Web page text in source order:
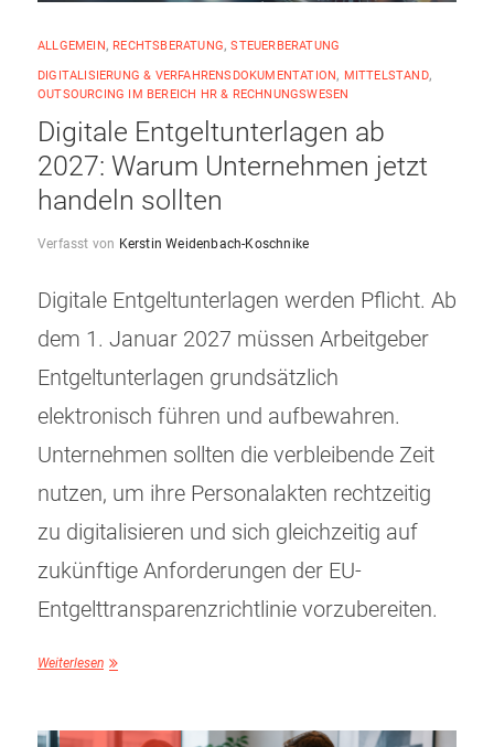
ALLGEMEIN, RECHTSBERATUNG,STEUERBERATUNG
DIGITALISIERUNG & VERFAHRENSDOKUMENTATION, MITTELSTAND,
OUTSOURCING IM BEREICH HR & RECHNUNGSWESEN
Digitale Entgeltunterlagen ab
2027: Warum Unternehmen jetzt
handeln sollten
Verfasst von Kerstin Weidenbach-Koschnike
Digitale Entgeltunterlagen werden Pflicht. Ab
dem 1. Januar 2027 müssen Arbeitgeber
Entgeltunterlagen grundsätzlich
elektronisch führen und aufbewahren.
Unternehmen sollten die verbleibende Zeit
nutzen, um ihre Personalakten rechtzeitig
zu digitalisieren und sich gleichzeitig auf
zukünftige Anforderungen der EU-
Entgelttransparenzrichtlinie vorzubereiten.
Weiterlesen